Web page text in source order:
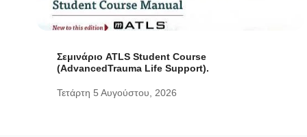
Σεμινάριο ATLS Student Course
(AdvancedTrauma Life Support).
Τετάρτη 5 Αυγούστου, 2026